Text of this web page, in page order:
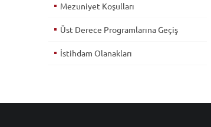
Mezuniyet Koşulları
Üst Derece Programlarına Geçiş
İstihdam Olanakları